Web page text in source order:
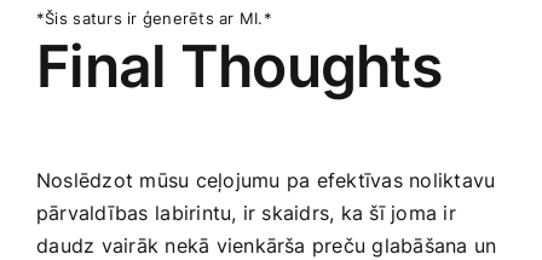
*Šis⁢ saturs ir ģenerēts ⁣ar ‌MI.*
Final Thoughts
Noslēdzot mūsu ceļojumu pa⁤ efektīvas noliktavu
pārvaldības ⁣labirintu, ir skaidrs, ka šī joma ir
⁣daudz ‍vairāk nekā vienkārša preču glabāšana un